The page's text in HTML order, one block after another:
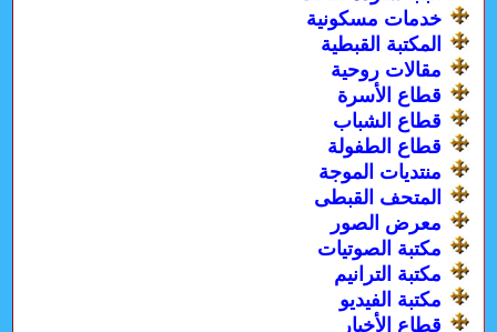
خدمات مسكونية
المكتبة القبطية
مقالات روحية
قطاع الأسرة
قطاع الشباب
قطاع الطفولة
منتديات الموجة
المتحف القبطى
معرض الصور
مكتبة الصوتيات
مكتبة الترانيم
مكتبة الفيديو
قطاع الأخبار